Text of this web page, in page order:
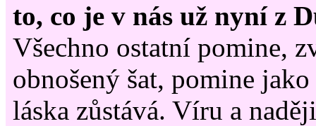
to, co je v nás už nyní z
Všechno ostatní pomine,
obnošený šat, pomine
láska zůstává. Víru a